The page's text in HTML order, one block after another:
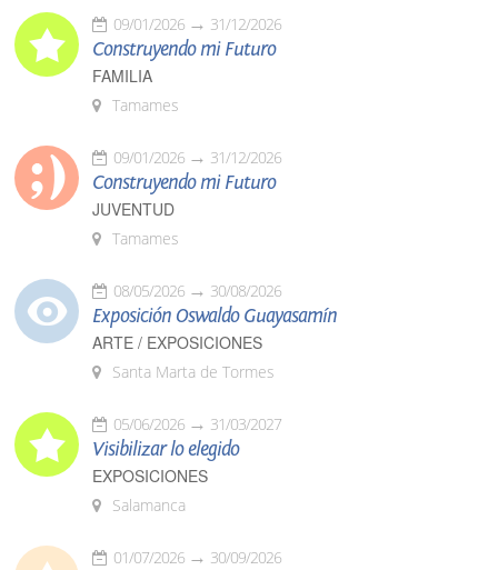
09/01/2026 31/12/2026
Construyendo mi Futuro
FAMILIA
Tamames
09/01/2026 31/12/2026
Construyendo mi Futuro
JUVENTUD
Tamames
08/05/2026 30/08/2026
Exposición Oswaldo Guayasamín
ARTE / EXPOSICIONES
Santa Marta de Tormes
05/06/2026 31/03/2027
Visibilizar lo elegido
EXPOSICIONES
Salamanca
01/07/2026 30/09/2026